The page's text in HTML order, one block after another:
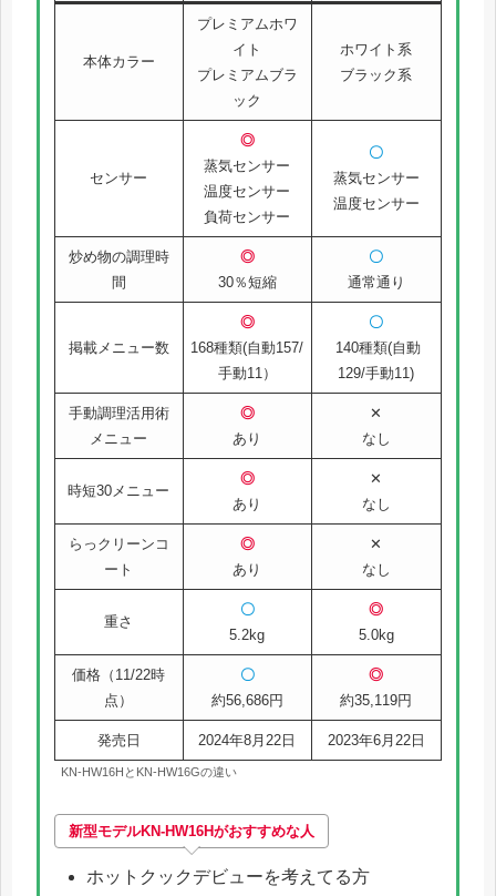
本体カラー
プレミアムホワ
イト
プレミアムブラ
ック
ホワイト系
ブラック系
センサー
◎
蒸気センサー
温度センサー
負荷センサー
〇
蒸気センサー
温度センサー
炒め物の調理時
間
◎
30％短縮
〇
通常通り
掲載メニュー数
◎
168種類(自動157/
手動11）
〇
140種類(自動
129/手動11)
手動調理活用術
メニュー
◎
あり
✕
なし
時短30メニュー
◎
あり
✕
なし
らっクリーンコ
ート
◎
あり
✕
なし
重さ
〇
5.2kg
◎
5.0kg
価格（11/22時
点）
〇
約56,686円
◎
約35,119円
発売日 2024年8月22日 2023年6月22日
KN-HW16HとKN-HW16Gの違い
新型モデルKN-HW16Hがおすすめな人
ホットクックデビューを考えてる方